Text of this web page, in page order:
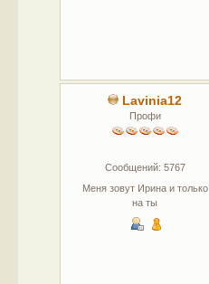
Lavinia12
Профи
Сообщений: 5767
Меня зовут Ирина и только
на ты